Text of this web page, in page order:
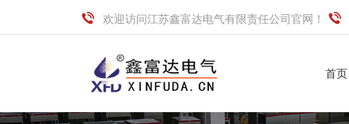
欢迎访问江苏鑫富达电气有限责任公司官网！
首页